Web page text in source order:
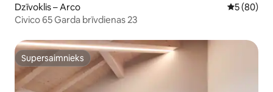
Dzīvoklis – Arco Vidējais
5 (80)
Civico 65 Garda brīvdienas 23
Supersaimnieks
Supersaimnieks